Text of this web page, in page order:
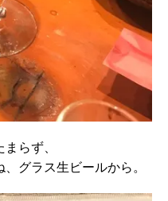
らず、
グラス生ビールから。